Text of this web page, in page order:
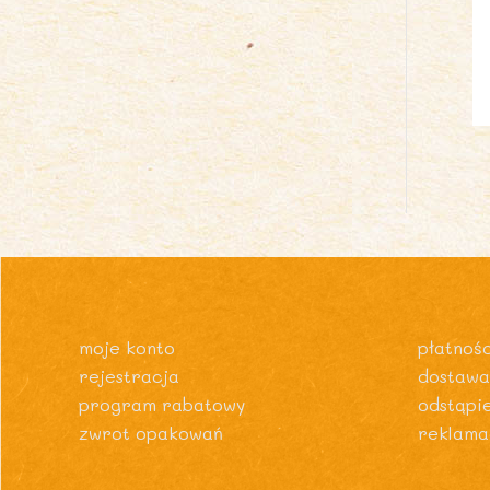
moje konto
rejestracja
program rabatowy
zwrot opakowań
dostawa